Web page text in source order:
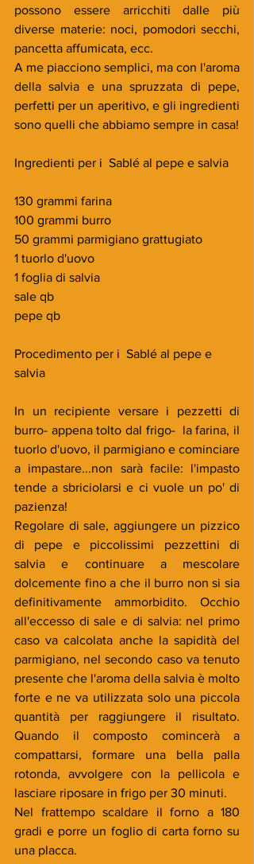
possono essere arricchiti dalle più
diverse materie: noci, pomodori secchi,
pancetta affumicata, ecc.
A me piacciono semplici, ma con l'aroma
della salvia e una spruzzata di pepe,
perfetti per un aperitivo, e gli ingredienti
Ingredienti per i  Sablé al pepe e salvia
130 grammi farina
100 grammi burro
50 grammi parmigiano grattugiato
1 tuorlo d'uovo
1 foglia di salvia
sale qb
pepe qb
Procedimento per i  Sablé al pepe e
salvia
In un recipiente versare i pezzetti di
burro- appena tolto dal frigo-  la farina, il
tuorlo d'uovo, il parmigiano e cominciare
a impastare...non sarà facile: l'impasto
tende a sbriciolarsi e ci vuole un po' di
pazienza!
Regolare di sale, aggiungere un pizzico
di pepe e piccolissimi pezzettini di
salvia e continuare a mescolare
dolcemente fino a che il burro non si sia
definitivamente ammorbidito. Occhio
all'eccesso di sale e di salvia: nel primo
caso va calcolata anche la sapidità del
parmigiano, nel secondo caso va tenuto
presente che l'aroma della salvia è molto
forte e ne va utilizzata solo una piccola
quantità per raggiungere il risultato.
Quando il composto comincerà a
compattarsi, formare una bella palla
rotonda, avvolgere con la pellicola e
lasciare riposare in frigo per 30 minuti.
Nel frattempo scaldare il forno a 180
gradi e porre un foglio di carta forno su
una placca.